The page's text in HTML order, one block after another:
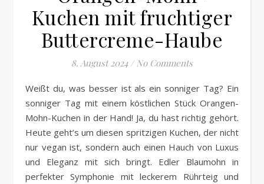
Kuchen mit fruchtiger
Buttercreme-Haube
8. August 2024 / No Comments
Weißt du, was besser ist als ein sonniger Tag? Ein
sonniger Tag mit einem köstlichen Stück Orangen-
Mohn-Kuchen in der Hand! Ja, du hast richtig gehört.
Heute geht’s um diesen spritzigen Kuchen, der nicht
nur vegan ist, sondern auch einen Hauch von Luxus
und Eleganz mit sich bringt. Edler Blaumohn in
perfekter Symphonie mit leckerem Rührteig und